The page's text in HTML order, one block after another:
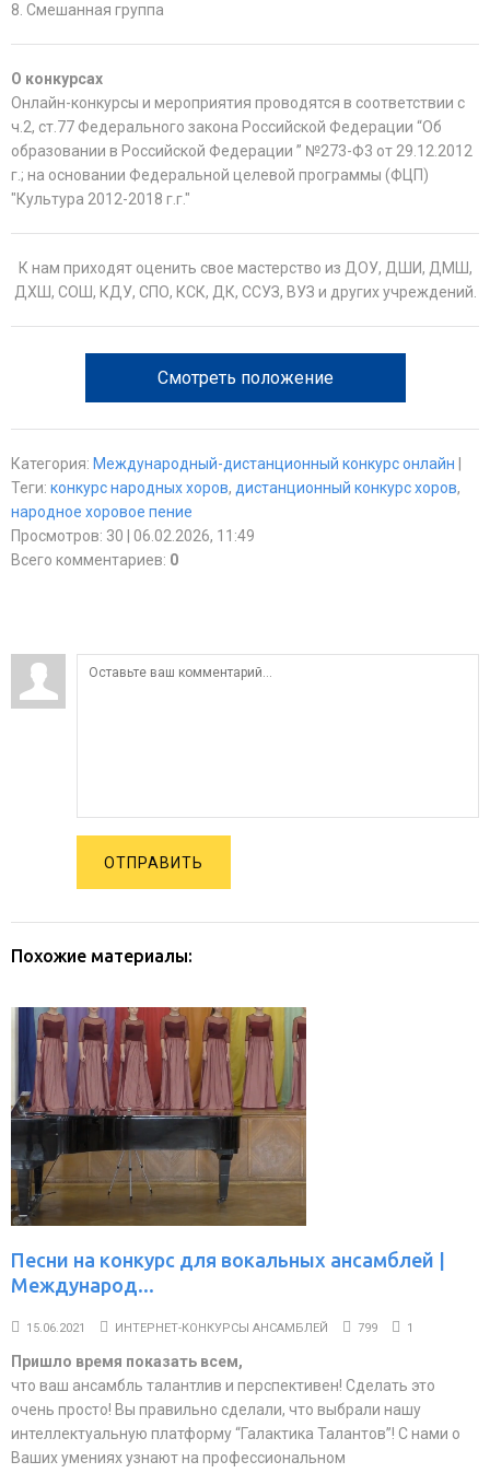
8. Смешанная группа
О конкурсах
Онлайн-конкурсы и мероприятия проводятся в соответствии с
ч.2, ст.77 Федерального закона Российской Федерации “Об
образовании в Российской Федерации ” №273-Ф3 от 29.12.2012
г.; на основании Федеральной целевой программы (ФЦП)
"Культура 2012-2018 г.г."
К нам приходят оценить свое мастерство из ДОУ, ДШИ, ДМШ,
ДХШ, СОШ, КДУ, СПО, КСК, ДК, ССУЗ, ВУЗ и других учреждений.
Смотреть положение
Категория: Международный-дистанционный конкурс онлайн
Теги: конкурс народных хоров, дистанционный конкурс хоров,
народное хоровое пение
Просмотров: 30 | 06.02.2026, 11:49
Всего комментариев: 0
ОТПРАВИТЬ
Похожие материалы:
Песни на конкурс для вокальных ансамблей |
Международ...
15.06.2021 ИНТЕРНЕТ-КОНКУРСЫ АНСАМБЛЕЙ 799 1
Пришло время показать всем,
что ваш ансамбль талантлив и перспективен! Сделать это
очень просто! Вы правильно сделали, что выбрали нашу
интеллектуальную платформу “Галактика Талантов”! С нами о
Ваших умениях узнают на профессиональном